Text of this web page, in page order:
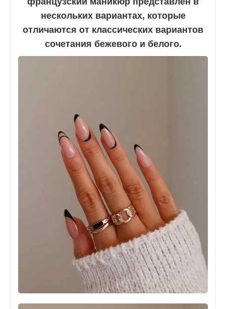
нескольких вариантах, которые
отличаются от классических вариантов
сочетания бежевого и белого.